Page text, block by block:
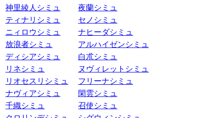
神里綾人シミュ
夜蘭シミュ
ティナリシミュ
セノシミュ
ニィロウシミュ
ナヒーダシミュ
放浪者シミュ
アルハイゼンシミュ
ディシアシミュ
白朮シミュ
リネシミュ
ヌヴィレットシミュ
リオセスリシミュ
フリーナシミュ
ナヴィアシミュ
閑雲シミュ
千織シミュ
召使シミュ